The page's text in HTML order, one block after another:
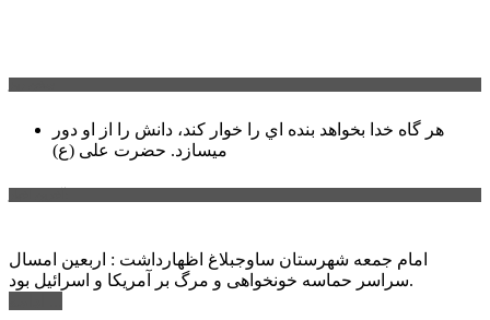
هر گاه خدا بخواهد بنده اي را خوار كند، دانش را از او دور
میسازد. حضرت علی (ع)
امام جمعه شهرستان ساوجبلاغ اظهارداشت : اربعین امسال
سراسر حماسه خونخواهی و مرگ بر آمریکا و اسرائیل بود.